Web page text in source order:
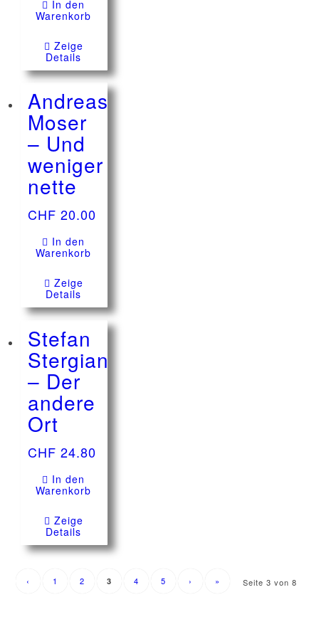
In den
Warenkorb
Zeige
Details
Andreas
Moser
– Und
weniger
nette
CHF 20.00
In den
Warenkorb
Zeige
Details
Stefan
Stergiannis
– Der
andere
Ort
CHF 24.80
In den
Warenkorb
Zeige
Details
Seite 3 von 8
‹ 1 2 3 4 5 › »